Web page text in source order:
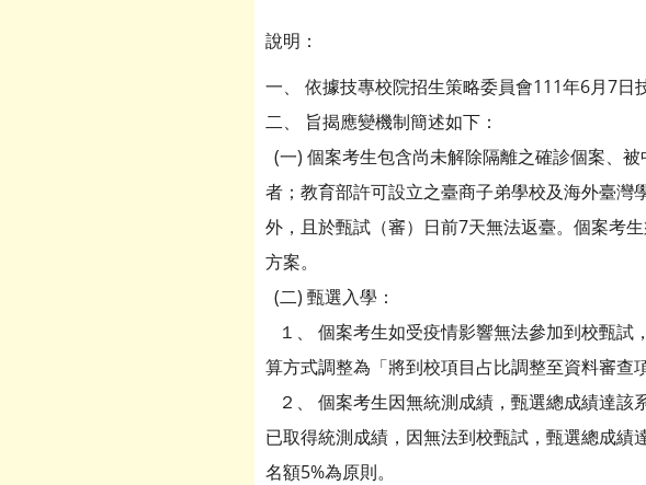
說明：
一、 依據技專校院招生策略委員會111年6月7日
二、 旨揭應變機制簡述如下：
(一) 個案考生包含尚未解除隔離之確診個案、
者；教育部許可設立之臺商子弟學校及海外臺
外，且於甄試（審）日前7天無法返臺。個案考
方案。
(二) 甄選入學：
１、 個案考生如受疫情影響無法參加到校甄
算方式調整為「將到校項目占比調整至資料審查
２、 個案考生因無統測成績，甄選總成績達該
已取得統測成績，因無法到校甄試，甄選總成
名額5%為原則。